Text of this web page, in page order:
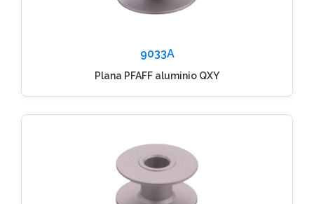
9033A
Plana PFAFF aluminio QXY